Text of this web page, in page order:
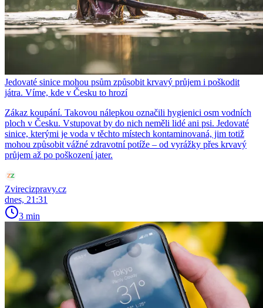
Jedovaté sinice mohou psům způsobit krvavý průjem i poškodit
játra. Víme, kde v Česku to hrozí
Zákaz koupání. Takovou nálepkou označili hygienici osm vodních
ploch v Česku. Vstupovat by do nich neměli lidé ani psi. Jedovaté
sinice, kterými je voda v těchto místech kontaminovaná, jim totiž
mohou způsobit vážné zdravotní potíže – od vyrážky přes krvavý
průjem až po poškození jater.
Zvirecizpravy.cz
dnes, 21:31
3 min